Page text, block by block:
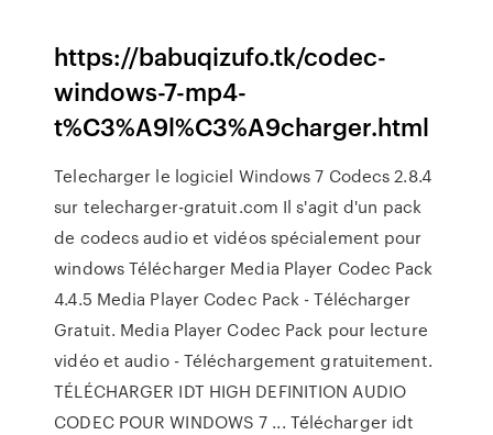
https://babuqizufo.tk/codec-
windows-7-mp4-
t%C3%A9l%C3%A9charger.html
Telecharger le logiciel Windows 7 Codecs 2.8.4
sur telecharger-gratuit.com Il s'agit d'un pack
de codecs audio et vidéos spécialement pour
windows Télécharger Media Player Codec Pack
4.4.5 Media Player Codec Pack - Télécharger
Gratuit. Media Player Codec Pack pour lecture
vidéo et audio - Téléchargement gratuitement.
TÉLÉCHARGER IDT HIGH DEFINITION AUDIO
CODEC POUR WINDOWS 7 ... Télécharger idt